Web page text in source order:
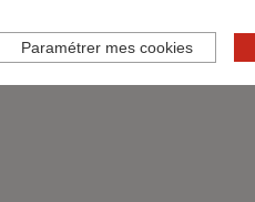
Paramétrer mes cookies